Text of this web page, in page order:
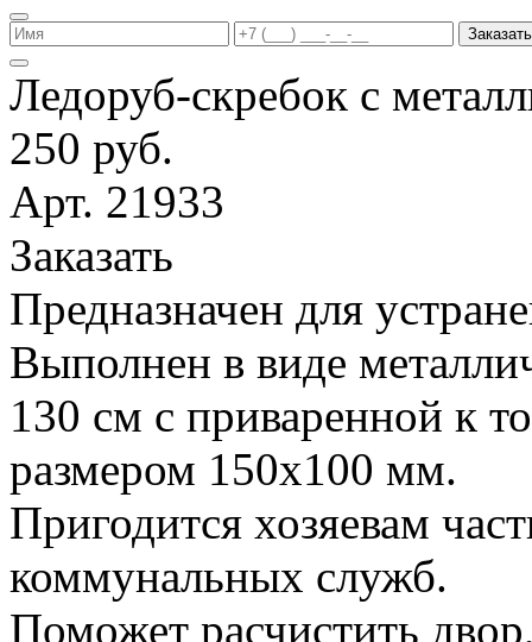
Заказать
Ледоруб-скребок с
250 руб.
Арт. 21933
Заказать
Предназначен для
Выполнен в виде
130 см с приваренной к
размером 150х100 мм.
Пригодится хозяевам
коммунальных служб.
Поможет расчистить